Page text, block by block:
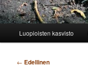
Luopioisten kasvisto
Artikkelien
← Edellinen